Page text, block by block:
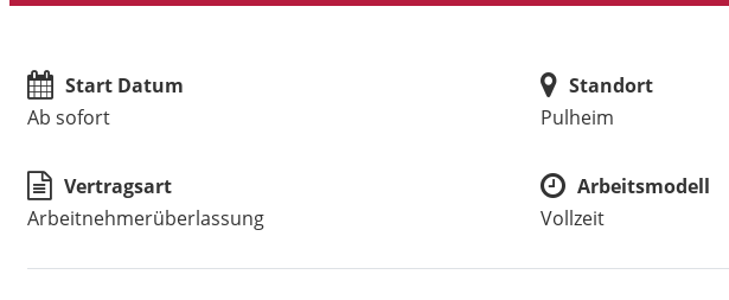
Start Datum
Ab sofort
Standort
Pulheim
Vertragsart
Arbeitnehmerüberlassung
Arbeitsmodell
Vollzeit